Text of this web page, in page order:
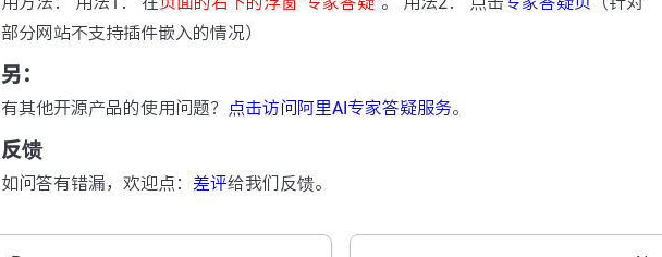
部分网站不支持插件嵌入的情况）
另：
有其他开源产品的使用问题？ 点击访问阿里AI专家答疑服务。
反馈
如问答有错漏，欢迎点： 差评给我们反馈。